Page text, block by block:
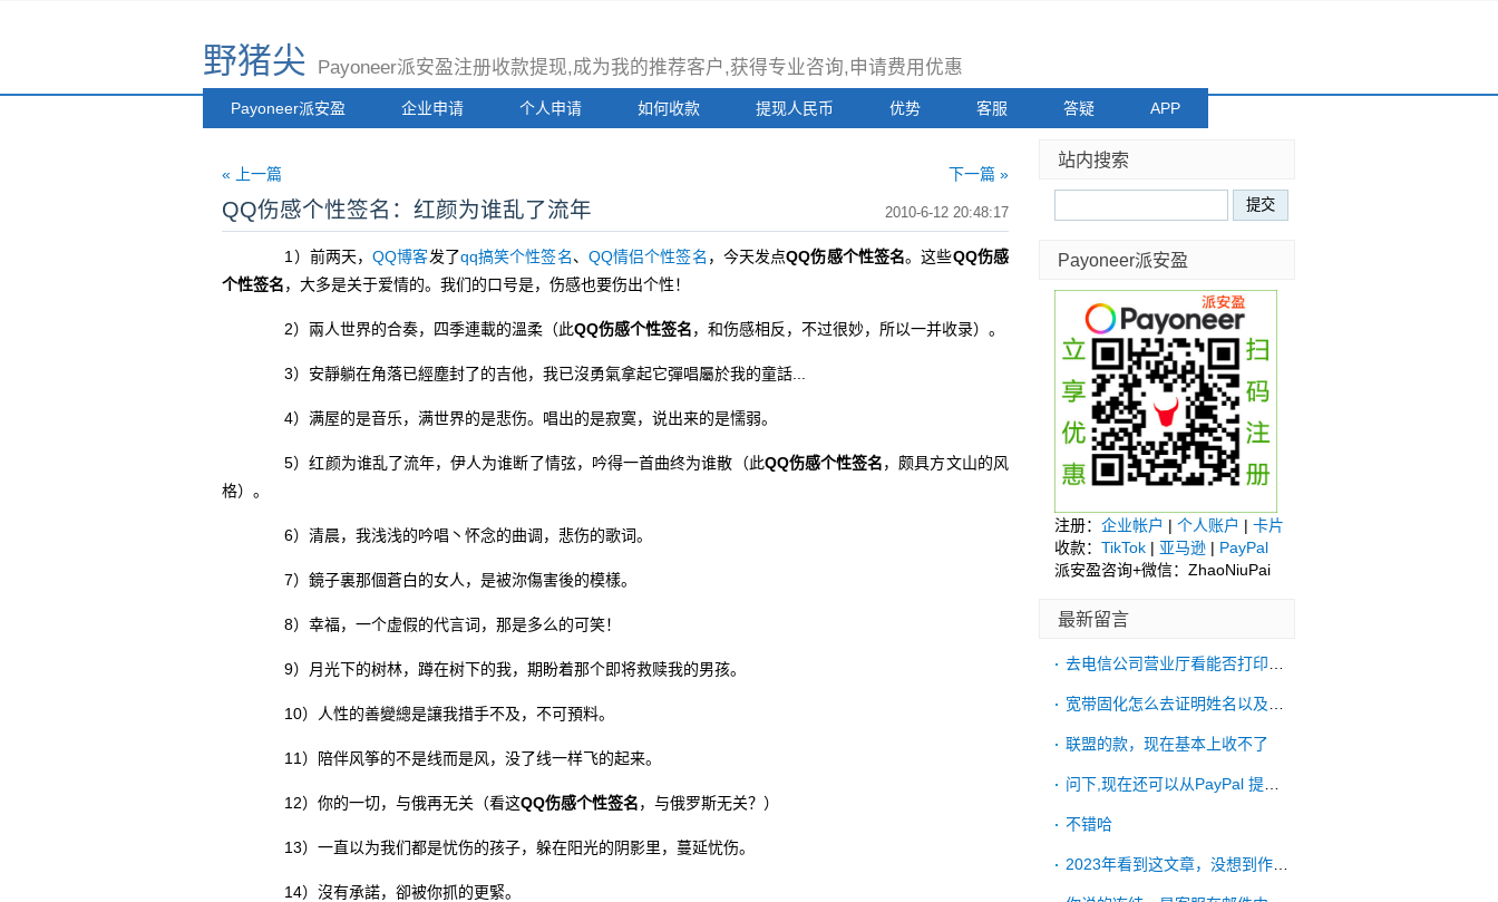
野猪尖 Payoneer派安盈注册收款提现,成为我的推荐客户,获得专业咨询,申请费用优惠
Payoneer派安盈 企业申请 个人申请 如何收款 提现人民币 优势 客服 答疑 APP
« 上一篇 下一篇 »
2010-6-12 20:48:17
QQ伤感个性签名：红颜为谁乱了流年
1）前两天，QQ博客发了qq搞笑个性签名、 QQ情侣个性签名 ，今天发点QQ伤感个性签名。这些QQ伤感
个性签名，大多是关于爱情的。我们的口号是，伤感也要伤出个性！
2）兩人世界的合奏，四季連載的溫柔（此QQ伤感个性签名，和伤感相反，不过很妙，所以一并收录）。
3）安靜躺在角落已經塵封了的吉他，我已沒勇氣拿起它彈唱屬於我的童話...
4）满屋的是音乐，满世界的是悲伤。唱出的是寂寞，说出来的是懦弱。
5）红颜为谁乱了流年，伊人为谁断了情弦，吟得一首曲终为谁散（此QQ伤感个性签名，颇具方文山的风
格）。
6）清晨，我浅浅的吟唱丶怀念的曲调，悲伤的歌词。
7）鏡子裏那個蒼白的女人，是被沵傷害後的模樣。
8）幸福，一个虚假的代言词，那是多么的可笑！
9）月光下的树林，蹲在树下的我，期盼着那个即将救赎我的男孩。
10）人性的善變總是讓我措手不及，不可預料。
11）陪伴风筝的不是线而是风，没了线一样飞的起来。
12）你的一切，与俄再无关（看这QQ伤感个性签名，与俄罗斯无关？）
13）一直以为我们都是忧伤的孩子，躲在阳光的阴影里，蔓延忧伤。
14）沒有承諾，卻被你抓的更緊。
站内搜索
Payoneer派安盈
注册： 企业帐户 | 个人账户 | 卡片
收款： TikTok | 亚马逊 | PayPal
派安盈咨询+微信：ZhaoNiuPai
最新留言
联盟的款，现在基本上收不了
不错哈